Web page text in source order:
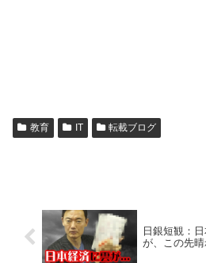
教育 IT 転載ブログ
日銀短観：
が、この先